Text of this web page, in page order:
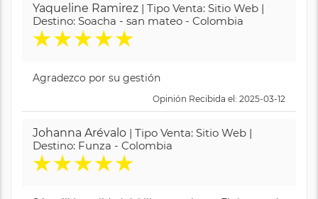
Yaqueline Ramirez | Tipo Venta: Sitio Web |
Destino: Soacha - san mateo - Colombia
★★★★★
Agradezco por su gestión
Opinión Recibida el: 2025-03-12
Johanna Arévalo | Tipo Venta: Sitio Web |
Destino: Funza - Colombia
★★★★★